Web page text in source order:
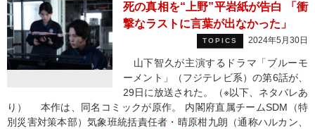
死の真相を“上野”平岩紙が告白 「衝
撃なラストに言葉が出なかった」
TOPICS 2024年5月30日
山下智久が主演するドラマ「ブルーモ
ーメント」（フジテレビ系）の第6話が、
29日に放送された。（※以下、ネタバレあ
り） 本作は、同名コミックが原作。 内閣府直属チームSDM（特
別災害対策本部）気象班統括責任者・晴原柑九朗（通称ハルカン、